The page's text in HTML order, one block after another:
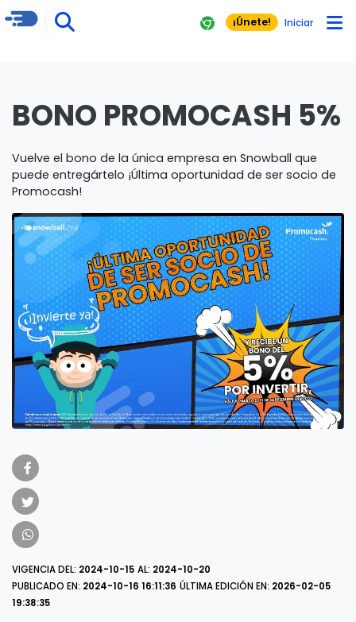
¡Únete! Iniciar
BONO PROMOCASH 5%
Vuelve el bono de la única empresa en Snowball que
puede entregártelo ¡Última oportunidad de ser socio de
Promocash!
VIGENCIA DEL: 2024-10-15 AL: 2024-10-20
PUBLICADO EN: 2024-10-16 16:11:36 ÚLTIMA EDICIÓN EN: 2026-02-05
19:38:35